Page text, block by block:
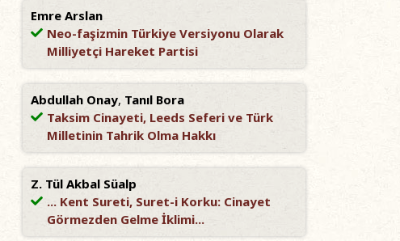
Emre Arslan
Neo-faşizmin Türkiye Versiyonu Olarak
Milliyetçi Hareket Partisi
Abdullah Onay, Tanıl Bora
Taksim Cinayeti, Leeds Seferi ve Türk
Milletinin Tahrik Olma Hakkı
Z. Tül Akbal Süalp
... Kent Sureti, Suret-i Korku: Cinayet
Görmezden Gelme İklimi...